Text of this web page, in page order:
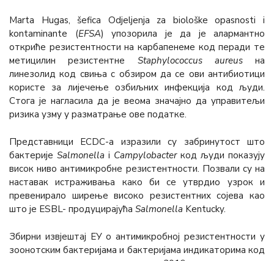
Marta Hugas, šefica Odjeljenja za biološke opasnosti i
kontaminante (EFSA) упозорила је да је алармантно
откриће резистентности на карбапенеме код перади те
метицилин резистентне Staphylococcus aureusна
линезолид код свиња с обзиром да се ови антибиотици
користе за лијечење озбиљних инфекција код људи.
Стога је нагласила да је веома значајно да управитељи
ризика узму у разматрање ове податке.
Представници ECDC-a изразили су забринутост што
бактерије Salmonella i Campylobacterкод људи показују
висок ниво антимикробне резистентности. Позвали су на
наставак истраживања како би се утврдио узрок и
превенирало ширење високо резистентних сојева као
што је ESBL- продуцирајућа Salmonella Kentucky.
Збирни извјештај ЕУ о антимикробној резистентности у
зоонотским бактеријама и бактеријама индикаторима код